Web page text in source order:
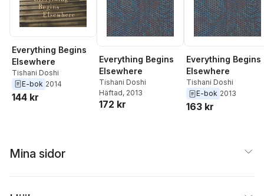
McManus,Ica
Fisherstöm,Michelle
Dooley Mahon,Chris
Ozzard,Moheb
Soliman,Inês Lampreia
Calvin Wharton,Phelim
Kavanagh,Eleanor
Shaw,Rhian Elizabeth
Jeni Williams
Holborow
Everything Begins
Elsewhere
Tishani Doshi
E-bok 2014
144 kr
Everything Begins
Elsewhere
Tishani Doshi
Häftad, 2013
172 kr
Everything Begins
Elsewhere
Tishani Doshi
E-bok 2013
163 kr
Mina sidor